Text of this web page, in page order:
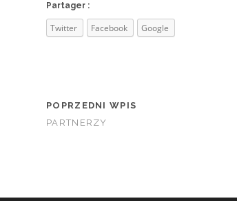
Partager :
Twitter Facebook Google
POPRZEDNI WPIS
PARTNERZY